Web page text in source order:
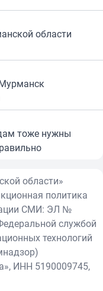
области
тоже нужны
области»
политика
СМИ: ЭЛ №
службой
технологий
ИНН 5190009745,